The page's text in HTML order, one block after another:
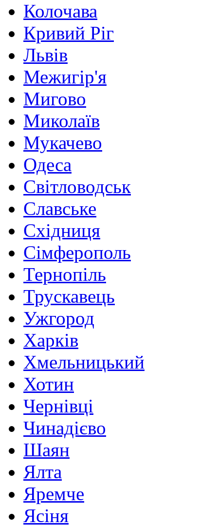
Колочава
Кривий Ріг
Львів
Межигір'я
Мигово
Миколаїв
Мукачево
Одеса
Світловодськ
Славське
Східниця
Сімферополь
Тернопіль
Трускавець
Ужгород
Харків
Хмельницький
Хотин
Чернівці
Чинадієво
Шаян
Ялта
Яремче
Ясіня